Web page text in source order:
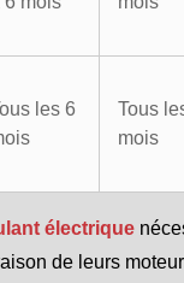
les 6
Tous
mois
électrique
de leurs